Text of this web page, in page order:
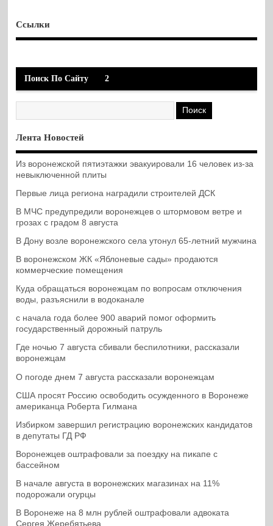
Ссылки
Поиск По Сайту 2
Лента Новостей
Из воронежской пятиэтажки эвакуировали 16 человек из-за
невыключенной плиты
Первые лица региона наградили строителей ДСК
В МЧС предупредили воронежцев о штормовом ветре и
грозах с градом 8 августа
В Дону возле воронежского села утонул 65-летний мужчина
В воронежском ЖК «Яблоневые сады» продаются
коммерческие помещения
Куда обращаться воронежцам по вопросам отключения
воды, разъяснили в водоканале
с начала года более 900 аварий помог оформить
государственный дорожный патруль
Где ночью 7 августа сбивали беспилотники, рассказали
воронежцам
О погоде днем 7 августа рассказали воронежцам
США просят Россию освободить осужденного в Воронеже
американца Роберта Гилмана
Избирком завершил регистрацию воронежских кандидатов
в депутаты ГД РФ
Воронежцев оштрафовали за поездку на пикапе с
бассейном
В начале августа в воронежских магазинах на 11%
подорожали огурцы
В Воронеже на 8 млн рублей оштрафовали адвоката
Сергея Жеребятьева